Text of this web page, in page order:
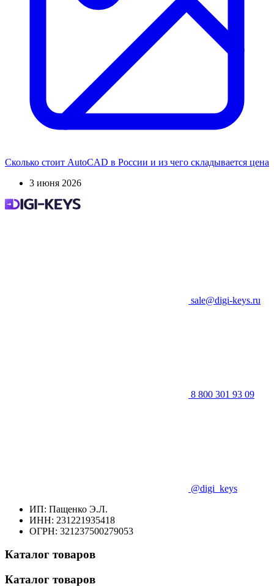
Сколько стоит AutoCAD в России и из чего складывается цена
3 июня 2026
sale@digi-keys.ru
8 800 301 93 09
@digi_keys
ИП: Пащенко Э.Л.
ИНН: 231221935418
ОГРН: 321237500279053
Каталог товаров
Каталог товаров